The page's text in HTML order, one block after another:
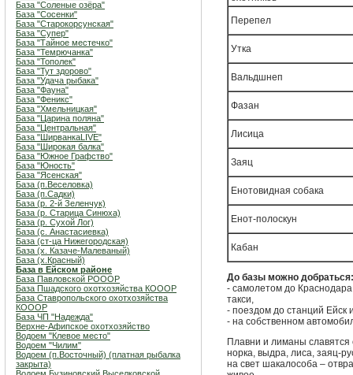
База "Соленые озёра"
База "Сосенки"
База "Старокорсунская"
База "Супер"
База "Тайное местечко"
База "Темрючанка"
База "Тополек"
База "Тут здорово"
База "Удача рыбака"
База "Фауна"
База "Феникс"
База "Хмельницкая"
База "Царина поляна"
База "Центральная"
База "ШирванкаLIVE"
База "Широкая балка"
База "Южное Графство"
База "Юность"
База "Ясенская"
База (п.Веселовка)
База (п.Садки)
База (р. 2-й Зеленчук)
База (р. Старица Синюха)
База (р. Сухой Лог)
База (с. Анастасиевка)
База (ст-ца Нижегородская)
База (х. Казаче-Малеваный)
База (х.Красный)
База в Ейском районе
База Павловской РОООР
База Пшадского охотхозяйства КОООР
База Ставропольского охотхозяйства
КОООР
База ЧП "Надежда"
Верхне-Афипское охотхозяйство
Водоем "Клевое место"
Водоем "Чилим"
Водоем (п.Восточный) (платная рыбалка
закрыта)
Перепел
Утка
Вальдшнеп
Фазан
Лисица
Заяц
Енотовидная собака
Енот-полоскун
Кабан
До базы можно добраться:
- самолетом до
такси,
- поездом до станций Ейск
- на собственном
Плавни и лиманы
норка, выдра, лиса, заяц-
на свет шакалособа –